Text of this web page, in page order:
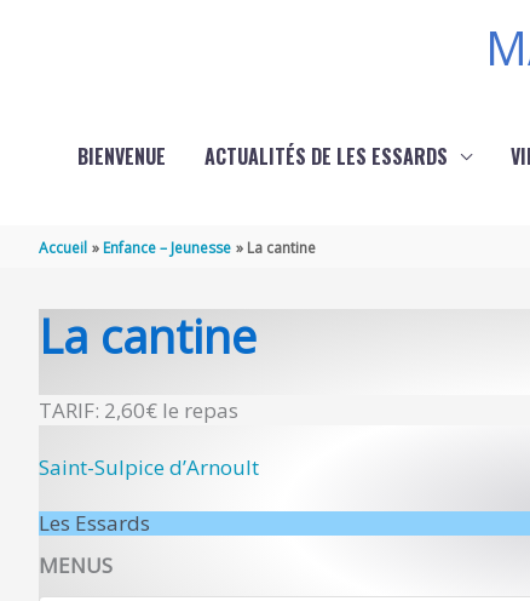
BIENVENUE ACTUALITÉS DE LES ESSARDS
Accueil Enfance – Jeunesse La cantine
La cantine
TARIF: 2,60€ le repas
Saint-Sulpice d’Arnoult
Les Essards
MENUS